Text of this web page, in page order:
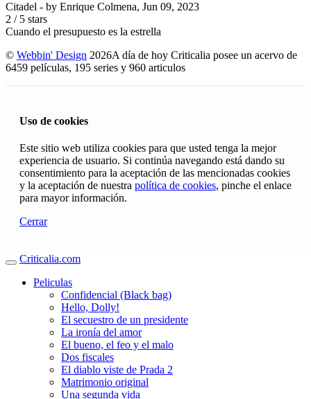
Citadel - by Enrique Colmena, Jun 09, 2023
2 / 5 stars
Cuando el presupuesto es la estrella
© Webbin' Design 2026A día de hoy Criticalia posee un acervo de
6459 películas, 195 series y 960 articulos
Uso de cookies
Este sitio web utiliza cookies para que usted tenga la mejor
experiencia de usuario. Si continúa navegando está dando su
consentimiento para la aceptación de las mencionadas cookies
y la aceptación de nuestra política de cookies, pinche el enlace
para mayor información.
Cerrar
Criticalia.com
Peliculas
Confidencial (Black bag)
Hello, Dolly!
El secuestro de un presidente
La ironía del amor
El bueno, el feo y el malo
Dos fiscales
El diablo viste de Prada 2
Matrimonio original
Una segunda vida